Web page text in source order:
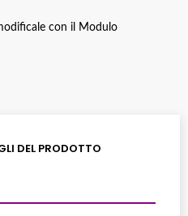
con il Modulo
DEL PRODOTTO